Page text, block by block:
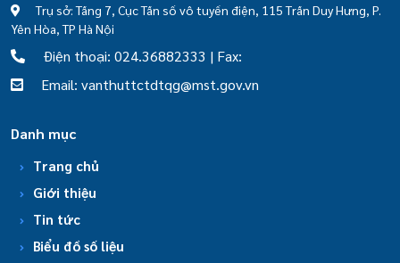
Trụ sở: Tầng 7, Cục Tần số vô tuyến điện, 115 Trần Duy Hưng, P.
Yên Hòa, TP Hà Nội
Điện thoại: 024.36882333 | Fax:
Email: vanthuttctdtqg@mst.gov.vn
Danh mục
Trang chủ
Giới thiệu
Tin tức
Biểu đồ số liệu